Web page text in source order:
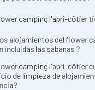
camping l'abri-côtier
alojamientos del flower
incluidas las sábanas ?
camping l'abri-côtier
de limpieza de